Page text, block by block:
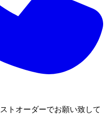
トオーダーでお願い致して